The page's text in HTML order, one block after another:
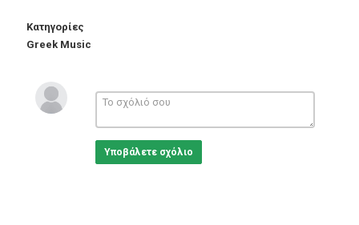
Κατηγορίες
Greek Music
Υποβάλετε σχόλιο